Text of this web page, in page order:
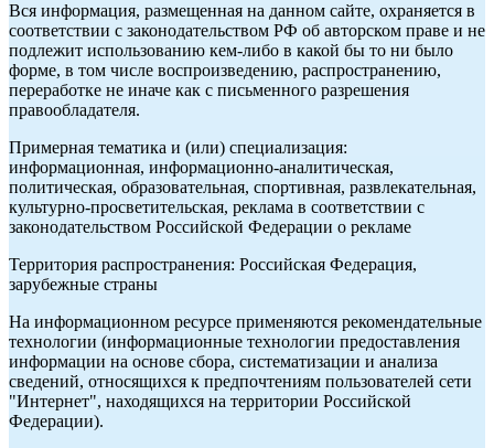
Вся информация, размещенная на данном сайте, охраняется в
соответствии с законодательством РФ об авторском праве и не
подлежит использованию кем-либо в какой бы то ни было
форме, в том числе воспроизведению, распространению,
переработке не иначе как с письменного разрешения
правообладателя.
Примерная тематика и (или) специализация:
информационная, информационно-аналитическая,
политическая, образовательная, спортивная, развлекательная,
культурно-просветительская, реклама в соответствии с
законодательством Российской Федерации о рекламе
Территория распространения: Российская Федерация,
зарубежные страны
На информационном ресурсе применяются рекомендательные
технологии (информационные технологии предоставления
информации на основе сбора, систематизации и анализа
сведений, относящихся к предпочтениям пользователей сети
"Интернет", находящихся на территории Российской
Федерации).